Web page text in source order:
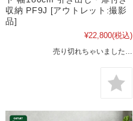
収納 PF9J [アウトレット:撮影
品]
¥22,800(税込)
売り切れちゃいました…